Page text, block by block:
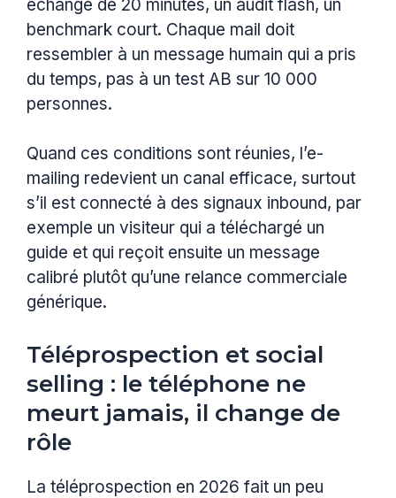
échange de 20 minutes, un audit flash, un
benchmark court. Chaque mail doit
ressembler à un message humain qui a pris
du temps, pas à un test AB sur 10 000
personnes.
Quand ces conditions sont réunies, l’e-
mailing redevient un canal efficace, surtout
s’il est connecté à des signaux inbound, par
exemple un visiteur qui a téléchargé un
guide et qui reçoit ensuite un message
calibré plutôt qu’une relance commerciale
générique.
Téléprospection et social
selling : le téléphone ne
meurt jamais, il change de
rôle
La téléprospection en 2026 fait un peu